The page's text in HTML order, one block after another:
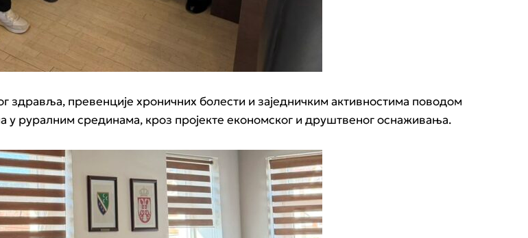
здравља, превенције хроничних болести и заједничким активностима поводом
у руралним срединама, кроз пројекте економског и друштвеног оснаживања.